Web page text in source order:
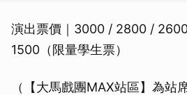
演出票價｜3000 / 2800 /
1500（限量學生票）
（【大馬戲團MAX站區】為站